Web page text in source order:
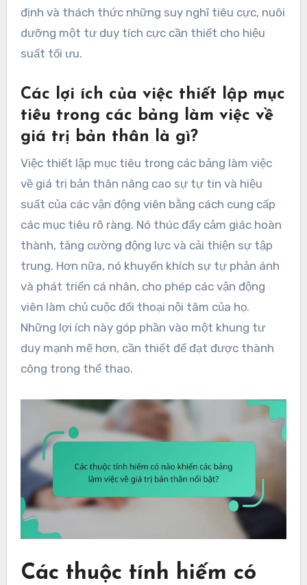
định và thách thức những suy nghĩ tiêu cực, nuôi
dưỡng một tư duy tích cực cần thiết cho hiệu
suất tối ưu.
Các lợi ích của việc thiết lập mục
tiêu trong các bảng làm việc về
giá trị bản thân là gì?
Việc thiết lập mục tiêu trong các bảng làm việc
về giá trị bản thân nâng cao sự tự tin và hiệu
suất của các vận động viên bằng cách cung cấp
các mục tiêu rõ ràng. Nó thúc đẩy cảm giác hoàn
thành, tăng cường động lực và cải thiện sự tập
trung. Hơn nữa, nó khuyến khích sự tự phản ánh
và phát triển cá nhân, cho phép các vận động
viên làm chủ cuộc đối thoại nội tâm của họ.
Những lợi ích này góp phần vào một khung tư
duy mạnh mẽ hơn, cần thiết để đạt được thành
công trong thể thao.
Các thuộc tính hiếm có